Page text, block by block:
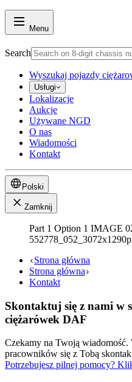
Menu
Search
Wyszukaj pojazdy
Usługi
Lokalizacje
Aukcje
Używane NGD
O nas
Wiadomości
Kontakt
Polski
Zamknij
Part 1 Option 1 IMAGE
Strona główna
Strona główna
Kontakt
Skontaktuj się z nami w
ciężarówek DAF
Czekamy na Twoją
pracowników się z Tobą
Potrzebujesz pilnej pomocy?